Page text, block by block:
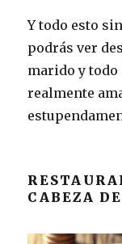
Y todo esto
podrás ver
marido y todo
realmente
CABEZA